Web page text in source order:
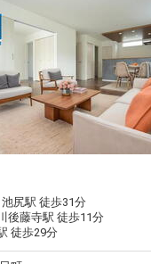
尻駅 徒歩31分
後藤寺駅 徒歩11分
徒歩29分